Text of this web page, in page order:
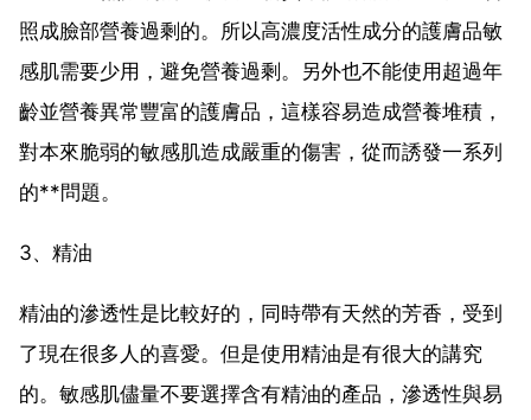
照成臉部營養過剩的。所以高濃度活性成分的護膚品敏
感肌需要少用，避免營養過剩。另外也不能使用超過年
齡並營養異常豐富的護膚品，這樣容易造成營養堆積，
對本來脆弱的敏感肌造成嚴重的傷害，從而誘發一系列
的**問題。
3、精油
精油的滲透性是比較好的，同時帶有天然的芳香，受到
了現在很多人的喜愛。但是使用精油是有很大的講究
的。敏感肌儘量不要選擇含有精油的產品，滲透性與易